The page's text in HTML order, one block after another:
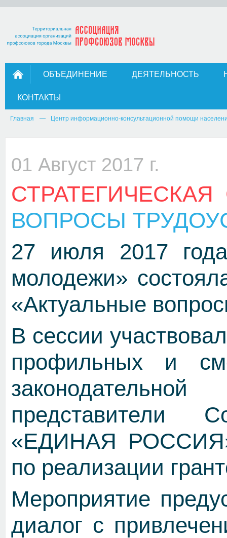
ОБЪЕДИНЕНИЕ ДЕЯТЕЛЬНОСТЬ
КОНТАКТЫ
Главная Центр информационно-консультационной помощи
01 Август 2017 г.
ВОПРОСЫ
27 июля 2017
молодежи»
«Актуальные
В сессии
профильных и
представители
«ЕДИНАЯ
по реализации
Мероприятие
диалог с